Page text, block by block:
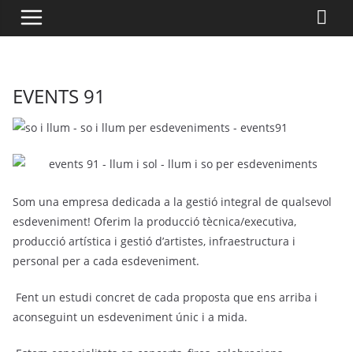
EVENTS 91
Som una empresa dedicada a la gestió integral de qualsevol
esdeveniment! Oferim la producció tècnica/executiva,
producció artística i gestió d’artistes, infraestructura i
personal per a cada esdeveniment.
Fent un estudi concret de cada proposta que ens arriba i
aconseguint un esdeveniment únic i a mida.